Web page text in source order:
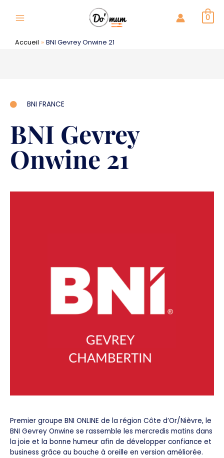
Menu
0
Accueil BNI Gevrey Onwine 21
BNI FRANCE
BNI Gevrey
Onwine 21
Premier groupe BNI ONLINE de la région Côte d’Or/Nièvre, le
BNI Gevrey Onwine se rassemble les mercredis matins dans
la joie et la bonne humeur afin de développer confiance et
business grâce au bouche à oreille en version améliorée.